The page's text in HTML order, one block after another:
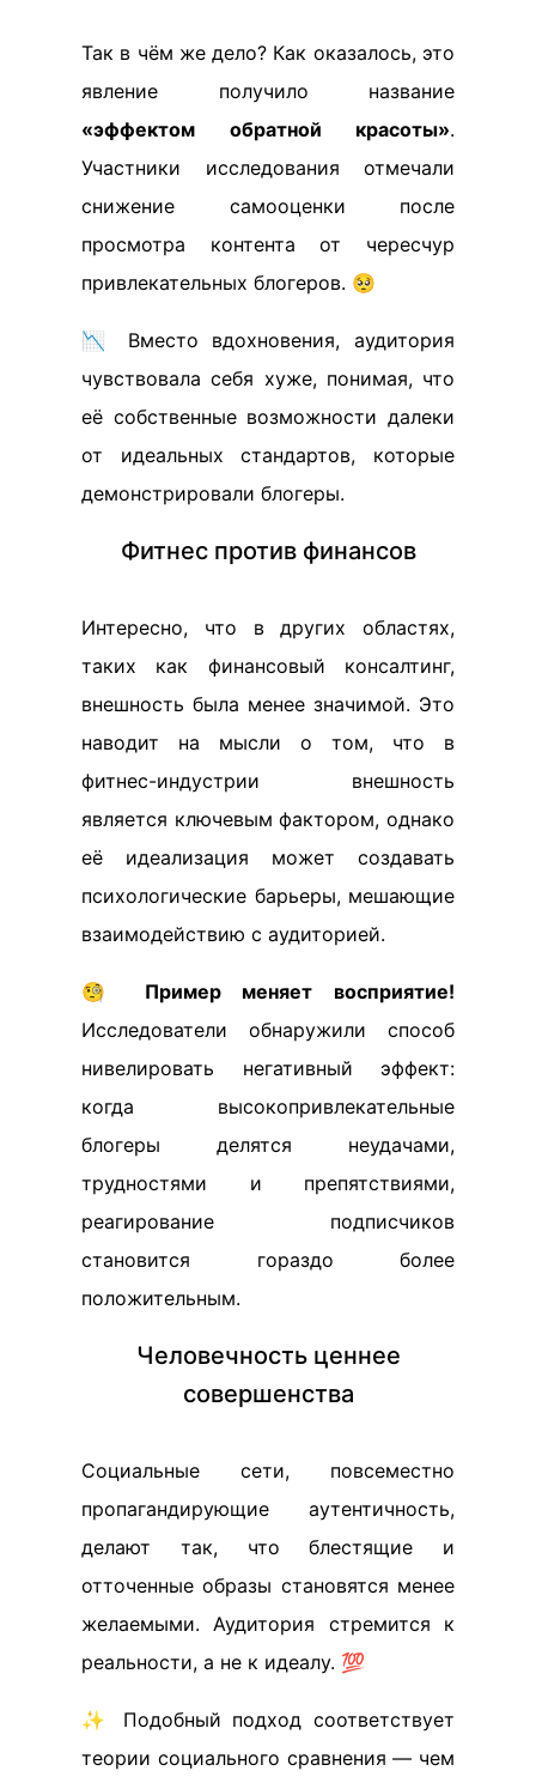
Так в чём же дело? Как оказалось, это
явление получило название
«эффектом обратной красоты».
Участники исследования отмечали
снижение самооценки после
просмотра контента от чересчур
привлекательных блогеров. 🥺
📉 Вместо вдохновения, аудитория
чувствовала себя хуже, понимая, что
её собственные возможности далеки
от идеальных стандартов, которые
демонстрировали блогеры.
Фитнес против финансов
Интересно, что в других областях,
таких как финансовый консалтинг,
внешность была менее значимой. Это
наводит на мысли о том, что в
фитнес-индустрии внешность
является ключевым фактором, однако
её идеализация может создавать
психологические барьеры, мешающие
взаимодействию с аудиторией.
🧐 Пример меняет восприятие!
Исследователи обнаружили способ
нивелировать негативный эффект:
когда высокопривлекательные
блогеры делятся неудачами,
трудностями и препятствиями,
реагирование подписчиков
становится гораздо более
положительным.
Человечность ценнее
совершенства
Социальные сети, повсеместно
пропагандирующие аутентичность,
делают так, что блестящие и
отточенные образы становятся менее
желаемыми. Аудитория стремится к
реальности, а не к идеалу. 💯
✨ Подобный подход соответствует
теории социального сравнения — чем